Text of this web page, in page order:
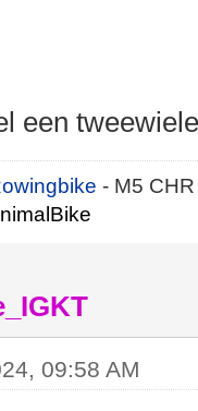
een
- M5
09:58 AM